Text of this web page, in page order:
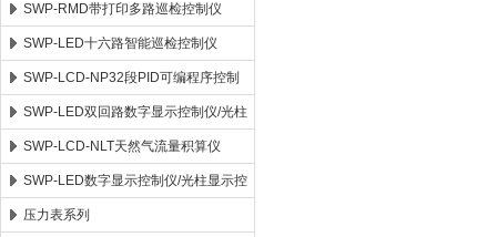
SWP-RMD带打印多路巡检控制仪
SWP-LED十六路智能巡检控制仪
SWP-LCD-NP32段PID可编程序控制
仪
SWP-LED双回路数字显示控制仪/光柱
显示控制仪
SWP-LCD-NLT天然气流量积算仪
SWP-LED数字显示控制仪/光柱显示控
制仪
压力表系列